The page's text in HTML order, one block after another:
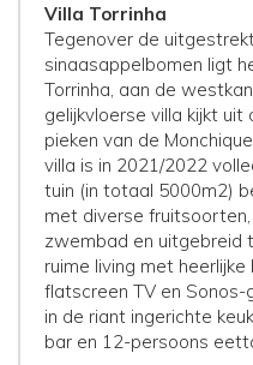
Villa Torrinha
Tegenover de
sinaasappelbomen ligt
Torrinha, aan de
gelijkvloerse villa kijkt
pieken van de
villa is in 2021/2022
tuin (in totaal 5000m2)
met diverse fruitsoorten,
zwembad en uitgebreid
ruime living met heerlijke
flatscreen TV en
in de riant ingerichte
bar en 12-persoons